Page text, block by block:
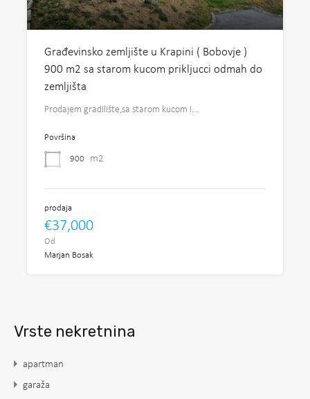
Građevinsko zemljište u Krapini ( Bobovje )
900 m2 sa starom kucom prikljucci odmah do
zemljišta
Prodajem gradilište,sa starom kucom i…
Površina
900 m2
prodaja
€37,000
Od
Marjan Bosak
Vrste nekretnina
apartman
garaža